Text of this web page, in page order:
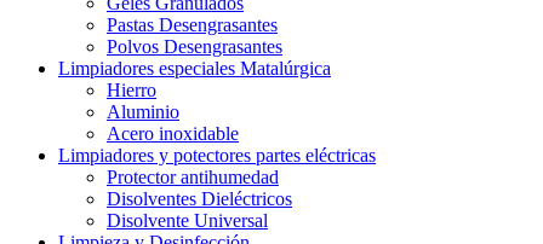
Pastas Desengrasantes
Polvos Desengrasantes
Limpiadores especiales Matalúrgica
Hierro
Aluminio
Acero inoxidable
Limpiadores y potectores partes eléctricas
Protector antihumedad
Disolventes Dieléctricos
Disolvente Universal